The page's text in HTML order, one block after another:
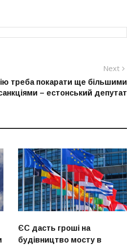
Next
треба покарати ще більшими
– естонський депутат
ЄС дасть гроші на
будівництво мосту в